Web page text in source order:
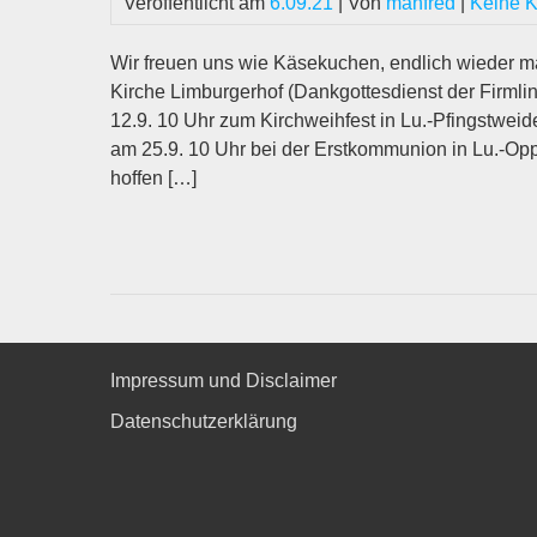
Wir freuen uns wie Käsekuchen, endlich wieder
Kirche Limburgerhof (Dankgottesdienst der
12.9. 10 Uhr zum Kirchweihfest in Lu.-
am 25.9. 10 Uhr bei der Erstkommunion in Lu.-
hoffen […]
Impressum und Disclaimer
Datenschutzerklärung